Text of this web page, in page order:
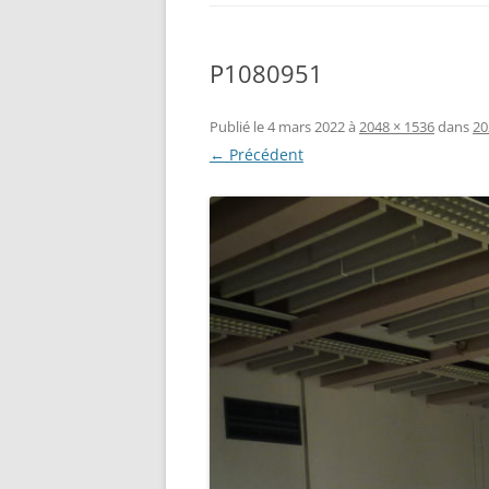
P1080951
Publié le4 mars 2022à 2048 × 1536dans
← Précédent